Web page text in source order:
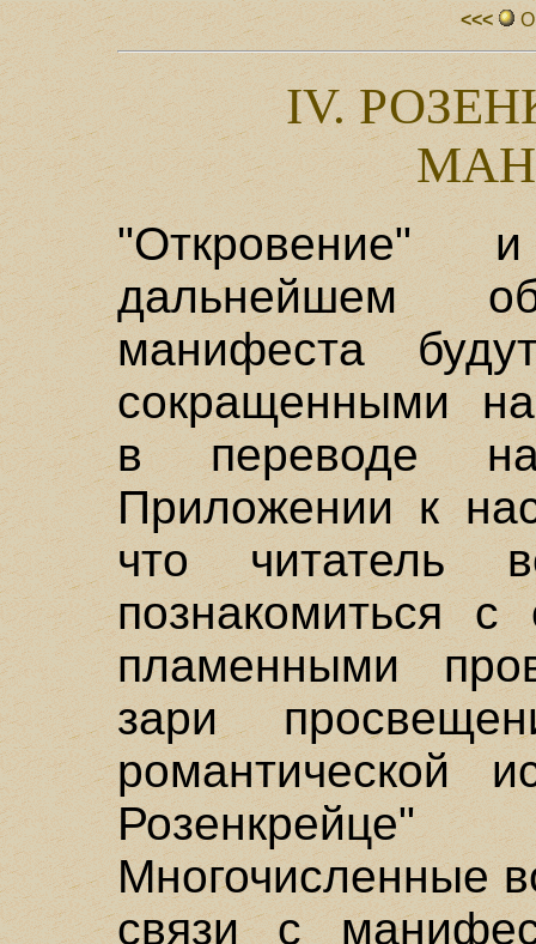
<<<
IV.
"Откровение"
дальнейшем
манифеста
сокращенными
в переводе
Приложении к
что читатель
познакомиться
пламенными
зари
романтической
Многочисленные
связи с